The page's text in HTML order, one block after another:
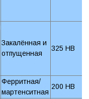
Закалённая и
отпущенная
325 HB
Ферритная/
мартенситная
200 HB